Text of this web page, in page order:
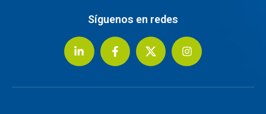
Síguenos en redes